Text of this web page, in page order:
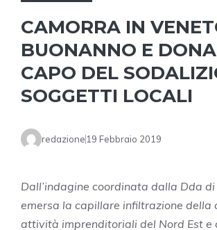
CAMORRA IN
BUONANNO E
CAPO DEL
SOGGETTI LOCALI
redazione 19 Febbraio 2019
Dall’indagine coordinata dalla Dda di
emersa la capillare infiltrazione della
attività imprenditoriali del Nord Est e